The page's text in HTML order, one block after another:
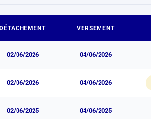
DÉTACHEMENT VERSEMENT
02/06/2026 04/06/2026
02/06/2026 04/06/2026
02/06/2025 04/06/2025